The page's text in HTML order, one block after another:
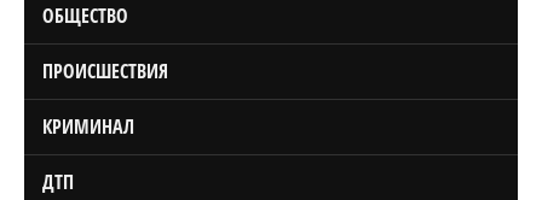
ОБЩЕСТВО
ПРОИСШЕСТВИЯ
КРИМИНАЛ
ДТП